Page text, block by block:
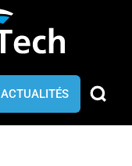
ACTUALITÉS